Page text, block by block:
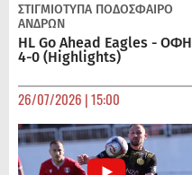
ΣΤΙΓΜΙΟΤΥΠΑ ΠΟΔΌΣΦΑΙΡΟ
ΑΝΔΡΏΝ
HL Go Ahead Eagles - ΟΦΗ
4-0 (Highlights)
26/07/2026 | 15:00